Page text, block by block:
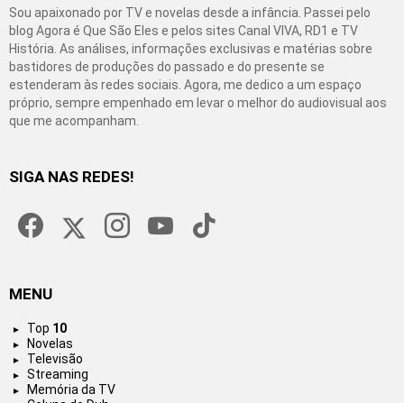
Sou apaixonado por TV e novelas desde a infância. Passei pelo
blog Agora é Que São Eles e pelos sites Canal VIVA, RD1 e TV
História. As análises, informações exclusivas e matérias sobre
bastidores de produções do passado e do presente se
estenderam às redes sociais. Agora, me dedico a um espaço
próprio, sempre empenhado em levar o melhor do audiovisual aos
que me acompanham.
SIGA NAS REDES!
MENU
Top 10
Novelas
Televisão
Streaming
Memória da TV